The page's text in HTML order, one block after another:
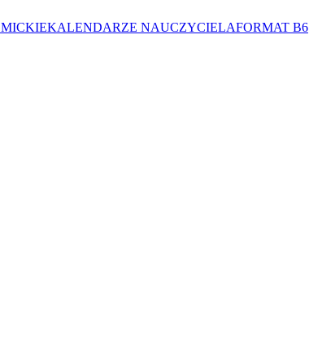
KALENDARZE NAUCZYCIELAFORMAT B6